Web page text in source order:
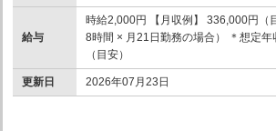
給与
時給2,000円 【月収例】 336,000円（
8時間 × 月21日勤務の場合） ＊想定
（目安）
更新日 2026年07月23日